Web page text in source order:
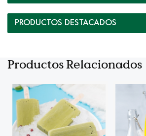
PRODUCTOS DESTACADOS
Productos Relacionados